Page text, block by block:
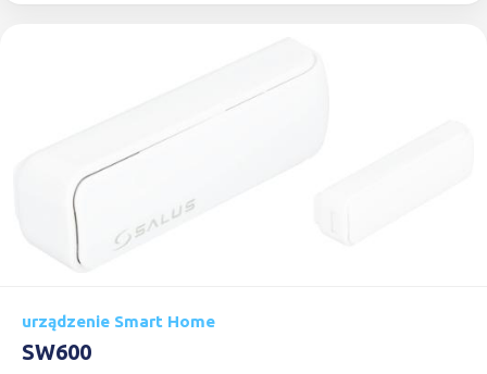
urządzenie Smart Home
SW600